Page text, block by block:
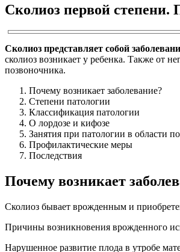
Сколиоз первой
Сколиоз представляет собой
сколиоз возникает у ребенка. Также от
позвоночника.
Почему возникает заболевание?
Степени патологии
Классификация патологии
О лордозе и кифозе
Занятия при патологии в области
Профилактические меры
Последствия
Почему возникает
Сколиоз бывает врожденным и
Причины возникновения врожденного
Нарушенное развитие плода в утробе